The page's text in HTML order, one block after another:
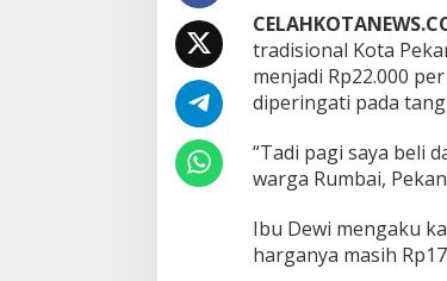
a
,
K
e
n
a
k
a
B
a
h
tradisional Kota
menjadi Rp22.000
diperingati pada
“Tadi pagi saya beli
warga Rumbai,
Ibu Dewi mengaku
harganya masih